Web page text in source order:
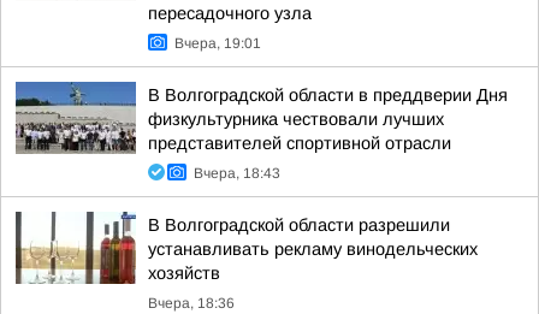
пересадочного узла
Вчера, 19:01
В Волгоградской области в преддверии Дня
физкультурника чествовали лучших
представителей спортивной отрасли
Вчера, 18:43
В Волгоградской области разрешили
устанавливать рекламу винодельческих
хозяйств
Вчера, 18:36